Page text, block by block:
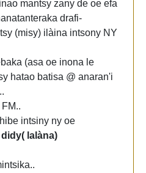
mantsy zany de oe efa
drafi-
(misy) ilàina intsony NY
(asa oe inona le
hatao batisa @ anaran'i
intsiny ny oe
lalàna)